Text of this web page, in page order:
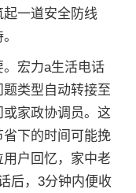
一道安全防线
宏力a生活电话
类型自动转接至
家政协调员。这
下的时间可能挽
户回忆，家中老
后，3分钟内便收